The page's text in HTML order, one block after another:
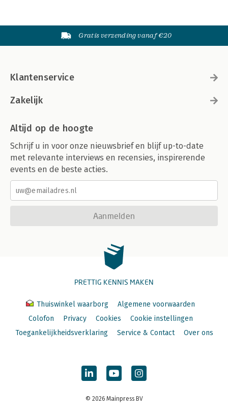
Gratis verzending vanaf €20
Klantenservice
Zakelijk
Altijd op de hoogte
Schrijf u in voor onze nieuwsbrief en blijf up-to-date
met relevante interviews en recensies, inspirerende
events en de beste acties.
Aanmelden
PRETTIG KENNIS MAKEN
Thuiswinkel waarborg
Algemene voorwaarden
Colofon
Privacy Cookies
Cookie instellingen
Toegankelijkheidsverklaring
Service & Contact Over ons
© 2026 Mainpress BV